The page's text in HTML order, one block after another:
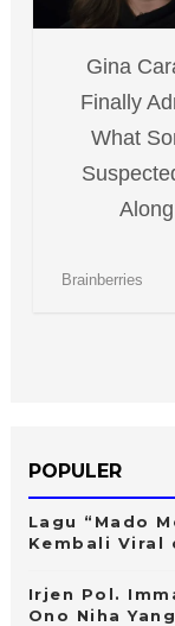
POPULER
Lagu “Mado
Kembali Viral
Irjen Pol.
Ono Niha